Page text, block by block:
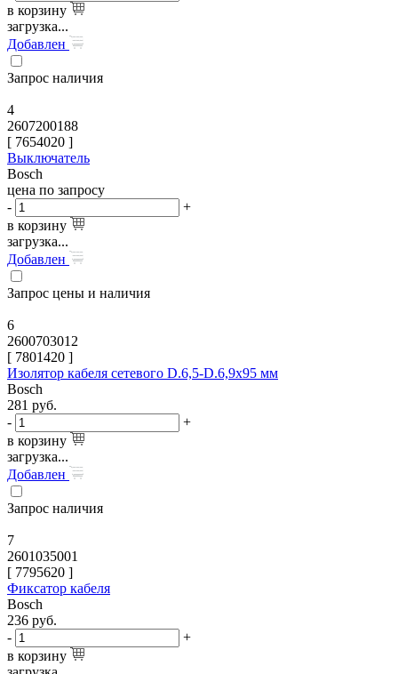
в корзину
загрузка...
Добавлен
Запрос наличия
4
2607200188
[ 7654020 ]
Выключатель
Bosch
цена по запросу
-
+
в корзину
загрузка...
Добавлен
Запрос цены и наличия
6
2600703012
[ 7801420 ]
Изолятор кабеля сетевого D.6,5-D.6,9x95 мм
Bosch
281 руб.
-
+
в корзину
загрузка...
Добавлен
Запрос наличия
7
2601035001
[ 7795620 ]
Фиксатор кабеля
Bosch
236 руб.
-
+
в корзину